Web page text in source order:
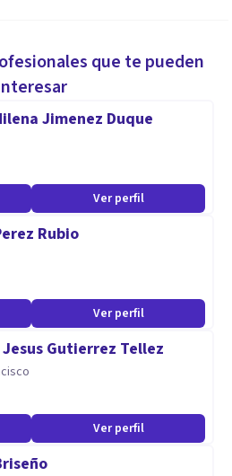
que te pueden
Jimenez Duque
Ver perfil
Rubio
Ver perfil
Jesus Gutierrez Tellez
Ver perfil